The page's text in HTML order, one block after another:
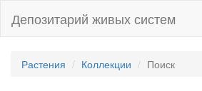
Депозитарий живых систем
Растения Коллекции Поиск